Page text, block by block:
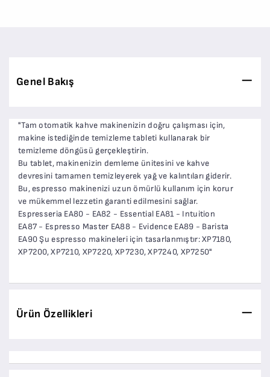
Genel Bakış
"Tam otomatik kahve makinenizin doğru çalışması için,
makine istediğinde temizleme tableti kullanarak bir
temizleme döngüsü gerçekleştirin.
Bu tablet, makinenizin demleme ünitesini ve kahve
devresini tamamen temizleyerek yağ ve kalıntıları giderir.
Bu, espresso makinenizi uzun ömürlü kullanım için korur
ve mükemmel lezzetin garanti edilmesini sağlar.
Espresseria EA80 - EA82 - Essential EA81 - Intuition
EA87 - Espresso Master EA88 - Evidence EA89 - Barista
EA90 Şu espresso makineleri için tasarlanmıştır: XP7180,
XP7200, XP7210, XP7220, XP7230, XP7240, XP7250"
Ürün Özellikleri